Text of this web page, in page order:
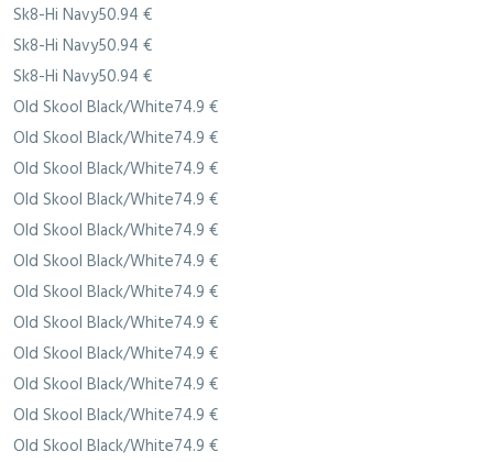
Sk8-Hi Navy50.94 €
Sk8-Hi Navy50.94 €
Sk8-Hi Navy50.94 €
Old Skool Black/White74.9 €
Old Skool Black/White74.9 €
Old Skool Black/White74.9 €
Old Skool Black/White74.9 €
Old Skool Black/White74.9 €
Old Skool Black/White74.9 €
Old Skool Black/White74.9 €
Old Skool Black/White74.9 €
Old Skool Black/White74.9 €
Old Skool Black/White74.9 €
Old Skool Black/White74.9 €
Old Skool Black/White74.9 €